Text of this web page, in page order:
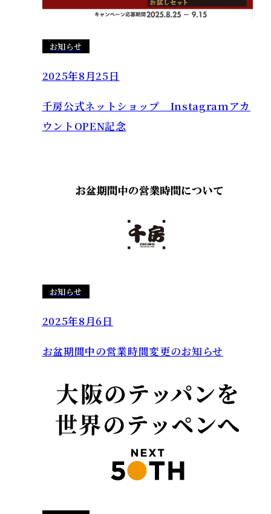
お知らせ
2025年8月25日
千房公式ネットショップ Instagramアカ
ウントOPEN記念
お知らせ
2025年8月6日
お盆期間中の営業時間変更のお知らせ